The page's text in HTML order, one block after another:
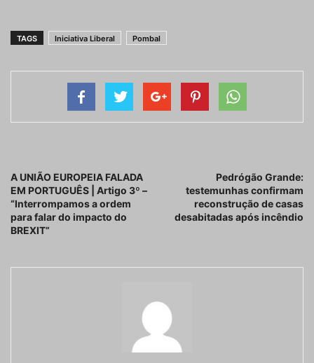
TAGS Iniciativa Liberal Pombal
A UNIÃO EUROPEIA FALADA
EM PORTUGUÊS | Artigo 3º –
“Interrompamos a ordem
para falar do impacto do
BREXIT”
Pedrógão Grande:
testemunhas confirmam
reconstrução de casas
desabitadas após incêndio